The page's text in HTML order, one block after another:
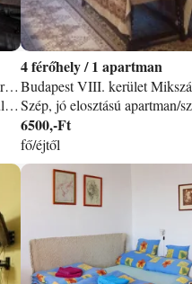
Budapest IX. kerület Üllői út apartman
Rövidtávra kiadó lakás a 9. , kerületben a felújított Corvin sétány közvetlen közelében, a Ferenc körút 4-6-os villamos megállójától 5 percnyi sétára, az Üllői úton, 2 (+1) fő részére. Frissen festett, ízléses berendezésű, nagyon kedvelt, stílusos lakás. Az otthonos, csendes apartman tágas 1 szobás, teljesen berendezett, klímás (külön díjazás ellenében! ), felszerelt konyhával kiadó akár egy-két éjszakára is, de 2-3 hétre, hónapra egyaránt! Felhúzott ágyneműkkel, konyharuhával és törölközőkkel várjuk vendégeinket. Ingyenes, korlátlan WIFI a lakásban, valamint több, mint 100 csatornás síkképernyős Tv! A Ferenc körútnál / Corvin negyednél található, így kiváló tömegközlekedés, közelben őrzött parkolási lehetőség jellemzi. Ár 1-2 fő és 3 éjszaka foglalása esetén: 20. 000. - Ft/éjszaka Klíma használati díj: 1. 500. - Ft/ nap 3 fő esetén kérje egyedi árajánlatomat! 1 éjszakás tartózkodás esetén 40%, 2 éjszakás tartózkodás esetén 20% felár fizetendő! Kiemelt időszakokban: Bizonyos időszakok kiemelt időszakoknak számítanak, 40 % felárral FORMA 1. Szigetfesztivál 7 éjszaka (ha megtartják) Szilveszteri Időszak (dec. 28-jan. 2-ig) 40% felár fizetendő! A bérleti díjon kívül fizetendő + min. 2 éjszaka díja kaucióként, melyet a távozás napján visszaadunk, amennyiben a károkozás nem történt és a kulcsokat visszakaptuk. Havi ár: 200. 000 - 240. 000 + Idegenforgalmi Adó (4%) + rezsi, mely csak a ténylegesen fogyasztott rezsit jelenti. Óraleolvasás érkezéskor és távozáskor (víz, villany, gáz). TV, WIFi, Tv díj, és a közös költség MÁR a bérleti díjban, ezt sosem terhelem a vendégeimre! Havi bérlet esetén a kaució: 80. 000-100. 000. -Ft. Lakás átvételkori állapota: kitakarítva, felhúzott ágyneműkkel, törülközőkkel, konyharuhával, WC papírral adjuk ki az apartmant, mintha szállodai lakosztály lenne. Kulcsátvétel módja: érkezéskor a vendégeket az apartman címén várjuk, előre egyeztetett időpontban, itt vehetik át a kulcsot, valamint készséggel állunk rendelkezésre a környékhez kötődő turisztikai információkkal kapcsolatosan. (Reptéri-, pályaudvari beszállítást is vállalunk. )
4 /1 apartman
6500,-Ft
fő/éjtől